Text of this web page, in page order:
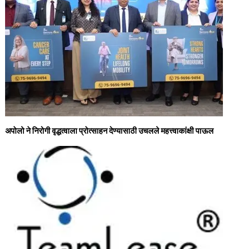
अपोलो ने निरोगी वृद्धत्वाला प्रोत्साहन देण्यासाठी उचलले महत्त्वाकांक्षी पाऊल